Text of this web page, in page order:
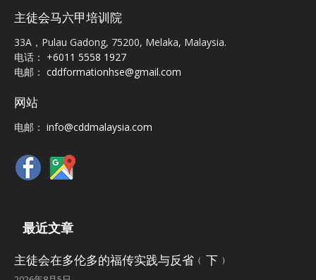
主徒会马六甲培训院
33A，Pulau Gadong, 75200, Melaka, Malaysia.
电话： +6011 5558 1927
电邮： cddformationhse@gmail.com
网站
电邮： info@cddmalaysia.com
最近文章
主徒会在多伦多的福传实践与反省﹙下﹚